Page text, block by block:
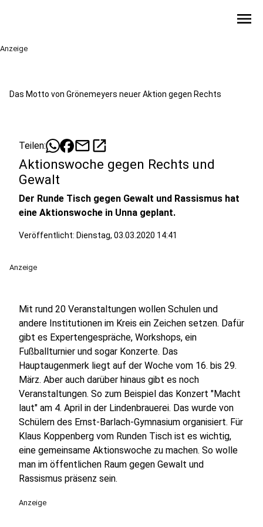
menu
Anzeige
Das Motto von Grönemeyers neuer Aktion gegen Rechts
Teilen: mailopen_in_new
Aktionswoche gegen Rechts und
Gewalt
Der Runde Tisch gegen Gewalt und Rassismus hat
eine Aktionswoche in Unna geplant.
Veröffentlicht: Dienstag, 03.03.2020 14:41
Anzeige
Mit rund 20 Veranstaltungen wollen Schulen und
andere Institutionen im Kreis ein Zeichen setzen. Dafür
gibt es Expertengespräche, Workshops, ein
Fußballturnier und sogar Konzerte. Das
Hauptaugenmerk liegt auf der Woche vom 16. bis 29.
März. Aber auch darüber hinaus gibt es noch
Veranstaltungen. So zum Beispiel das Konzert "Macht
laut" am 4. April in der Lindenbrauerei. Das wurde von
Schülern des Ernst-Barlach-Gymnasium organisiert. Für
Klaus Koppenberg vom Runden Tisch ist es wichtig,
eine gemeinsame Aktionswoche zu machen. So wolle
man im öffentlichen Raum gegen Gewalt und
Rassismus präsenz sein.
Anzeige